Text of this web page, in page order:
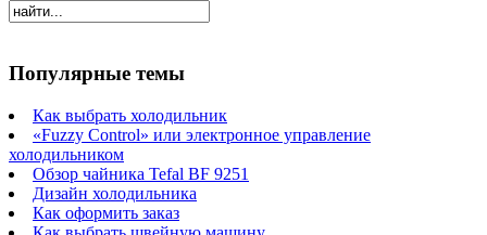
Популярные темы
Как выбрать холодильник
«Fuzzy Control» или электронное управление
холодильником
Обзор чайника Tefal BF 9251
Дизайн холодильника
Как оформить заказ